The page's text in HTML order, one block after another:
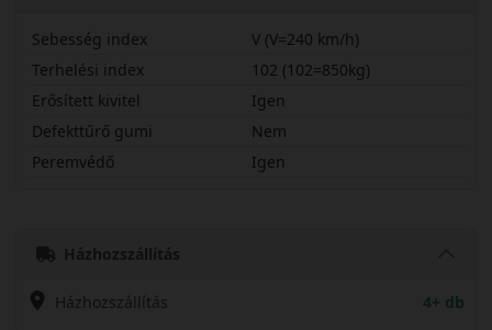
Sebesség index
V (V=240 km/h)
Terhelési index
102 (102=850kg)
Erősített kivitel
Igen
Defekttűrő gumi
Nem
Peremvédő
Igen
Házhozszállítás
Házhozszállítás 4+ db